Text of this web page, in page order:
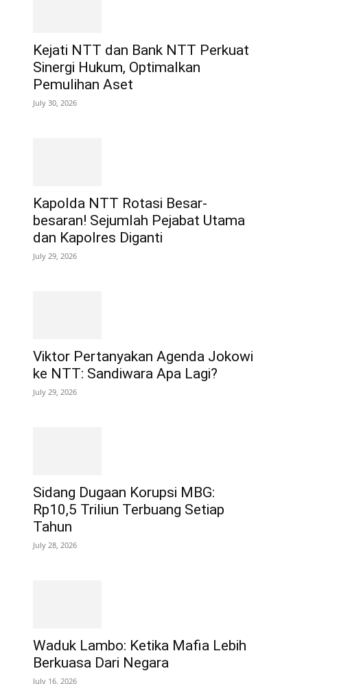
Kejati NTT dan Bank NTT Perkuat
Sinergi Hukum, Optimalkan
Pemulihan Aset
July 30, 2026
Kapolda NTT Rotasi Besar-
besaran! Sejumlah Pejabat Utama
dan Kapolres Diganti
July 29, 2026
Viktor Pertanyakan Agenda Jokowi
ke NTT: Sandiwara Apa Lagi?
July 29, 2026
Sidang Dugaan Korupsi MBG:
Rp10,5 Triliun Terbuang Setiap
Tahun
July 28, 2026
Waduk Lambo: Ketika Mafia Lebih
Berkuasa Dari Negara
July 16, 2026